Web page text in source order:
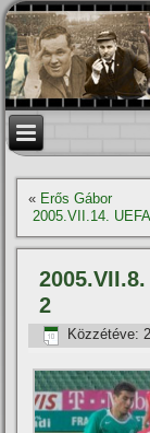
« Erős Gábor
2005.VII.14.
2
Közzétéve: